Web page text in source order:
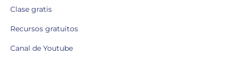
Clase gratis
Recursos gratuitos
Canal de Youtube